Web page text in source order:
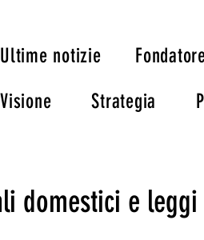
Ultime notizie
Visione
Strategia
domestici e